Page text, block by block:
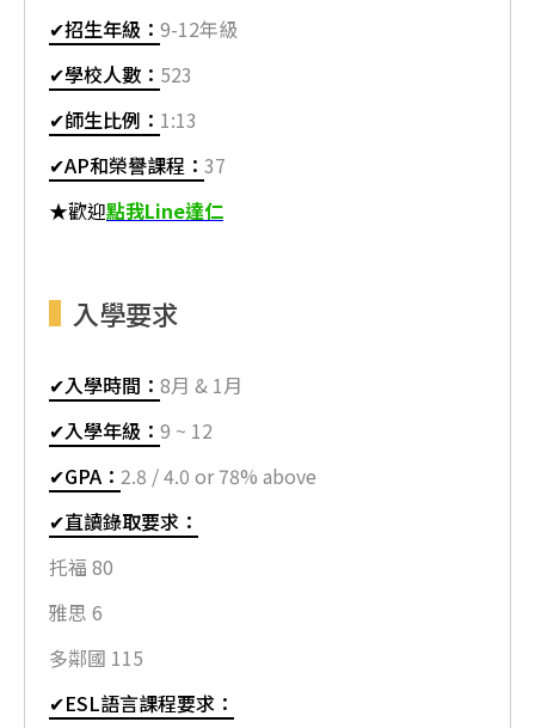
✔招生年級： 9-12年級
✔學校人數： 523
✔師生比例： 1:13
✔AP和榮譽課程： 37
★歡迎點我Line達仁
入學要求
✔入學時間： 8月 & 1月
✔入學年級： 9 ~ 12
✔GPA： 2.8 / 4.0 or 78% above
✔直讀錄取要求：
托福 80
雅思 6
多鄰國 115
✔ESL語言課程要求：